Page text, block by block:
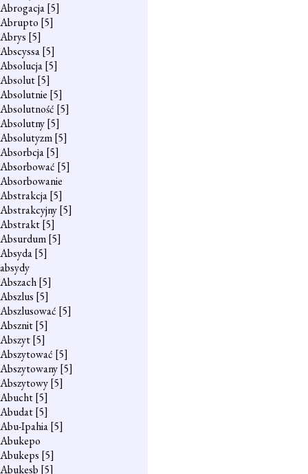
Abrogacja[5]
Abrupto [5]
Abrys [5]
Abscyssa[5]
Absolucja[5]
Absolut[5]
Absolutnie [5]
Absolutność [5]
Absolutny[5]
Absolutyzm[5]
Absorbcja[5]
Absorbować [5]
Absorbowanie
Abstrakcja[5]
Abstrakcyjny[5]
Abstrakt[5]
Absurdum[5]
Absyda[5]
absydy
Abszach[5]
Abszlus [5]
Abszlusować [5]
Absznit[5]
Abszyt[5]
Abszytować [5]
Abszytowany[5]
Abszytowy[5]
Abucht[5]
Abudat[5]
Abu-Ipahia[5]
Abukepo
Abukeps [5]
Abukesb [5]